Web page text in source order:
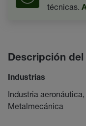
técnicas.
Descripción
Industrias
Industria
Metalmecánica